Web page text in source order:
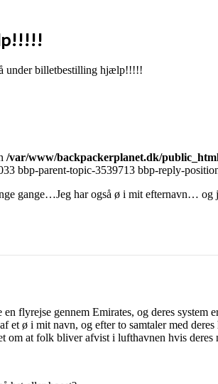
under billetbestilling hjælp!!!!!
/var/www/backpackerplanet.dk/
bbp-parent-topic-3539713 bbp-reply-
gange…Jeg har også ø i mit efternavn…
en flyrejse gennem Emirates, og deres system
et ø i mit navn, og efter to samtaler med
om at folk bliver afvist i lufthavnen hvis deres